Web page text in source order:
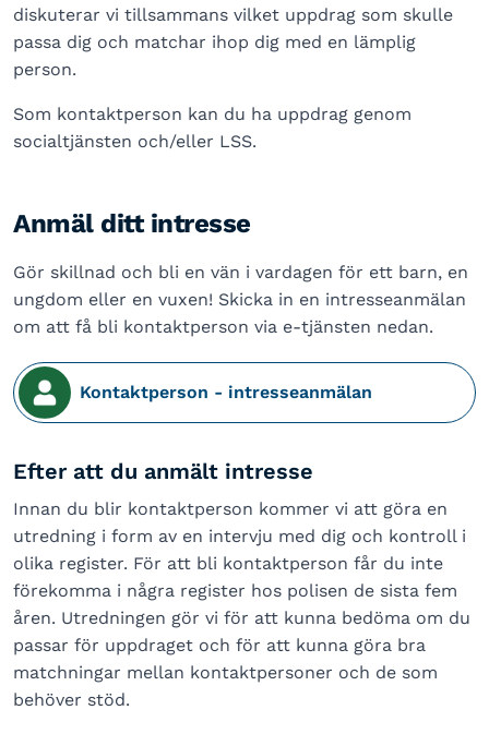
diskuterar vi tillsammans vilket uppdrag som skulle
passa dig och matchar ihop dig med en lämplig
person.
Som kontaktperson kan du ha uppdrag genom
socialtjänsten och/eller LSS.
Anmäl ditt intresse
Gör skillnad och bli en vän i vardagen för ett barn, en
ungdom eller en vuxen! Skicka in en intresseanmälan
om att få bli kontaktperson via e-tjänsten nedan.
Kontaktperson - intresseanmälan
Efter att du anmält intresse
Innan du blir kontaktperson kommer vi att göra en
utredning i form av en intervju med dig och kontroll i
olika register. För att bli kontaktperson får du inte
förekomma i några register hos polisen de sista fem
åren. Utredningen gör vi för att kunna bedöma om du
passar för uppdraget och för att kunna göra bra
matchningar mellan kontaktpersoner och de som
behöver stöd.